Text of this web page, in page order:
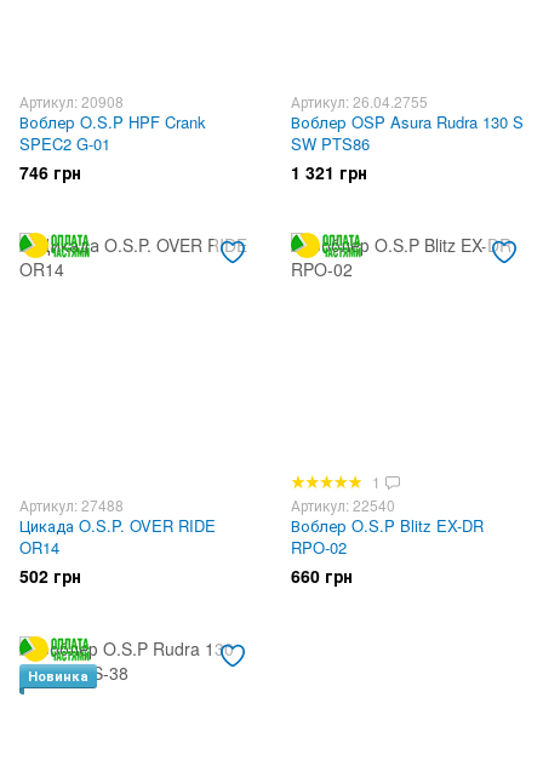
Артикул: 20908
Воблер O.S.P HPF Crank
SPEC2 G-01
746 грн
Артикул: 26.04.2755
Воблер OSP Asura Rudra 130 S
SW PTS86
1 321 грн
Артикул: 27488
Цикада O.S.P. OVER RIDE
OR14
502 грн
1
Артикул: 22540
Воблер O.S.P Blitz EX-DR
RPO-02
660 грн
Новинка